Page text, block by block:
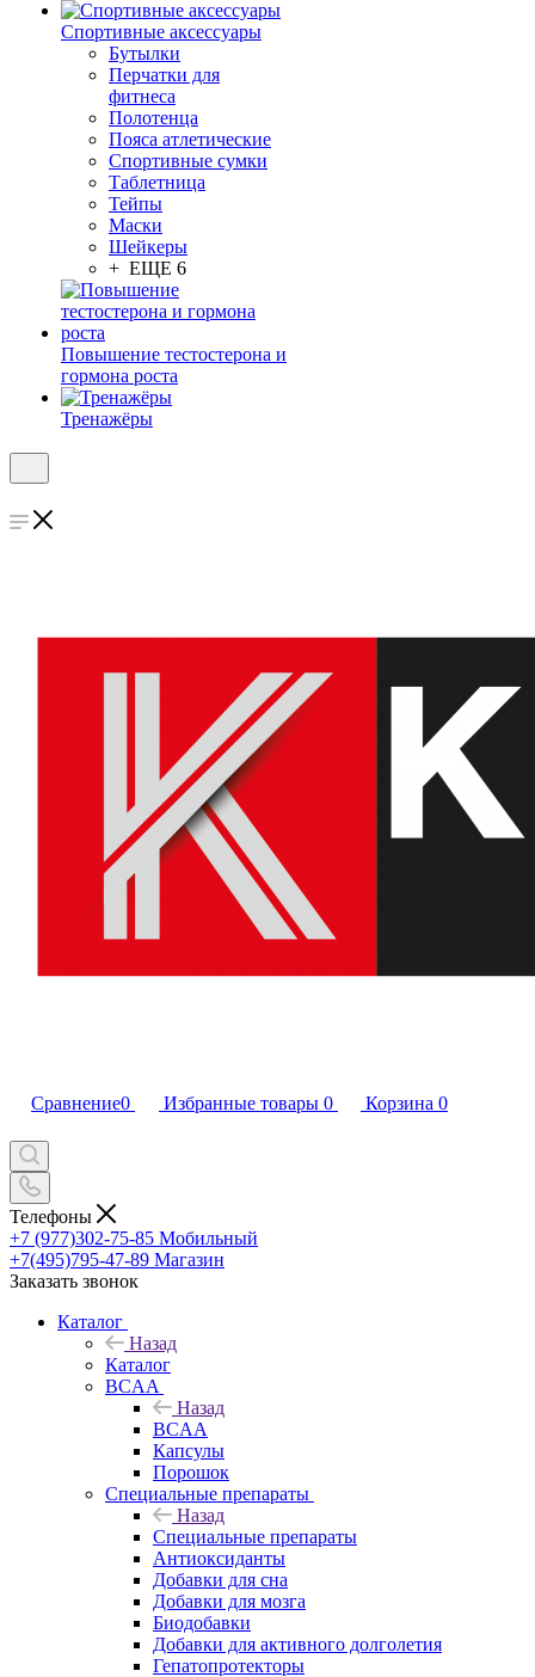
Спортивные аксессуары
Бутылки
Перчатки для
фитнеса
Полотенца
Пояса атлетические
Спортивные сумки
Таблетница
Тейпы
Маски
Шейкеры
+ ЕЩЕ 6
Повышение тестостерона и
гормона роста
Тренажёры
Сравнение0 Избранные товары 0 Корзина 0
Телефоны
+7 (977)302-75-85 Мобильный
+7(495)795-47-89 Магазин
Заказать звонок
Каталог
Назад
Каталог
BCAA
Назад
BCAA
Капсулы
Порошок
Cпециальные препараты
Назад
Cпециальные препараты
Антиоксиданты
Добавки для сна
Добавки для мозга
Биодобавки
Добавки для активного долголетия
Гепатопротекторы